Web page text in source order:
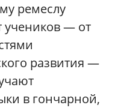
ремеслу
учеников — от
развития —
в гончарной,